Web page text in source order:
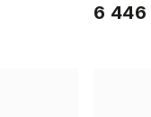
6 446